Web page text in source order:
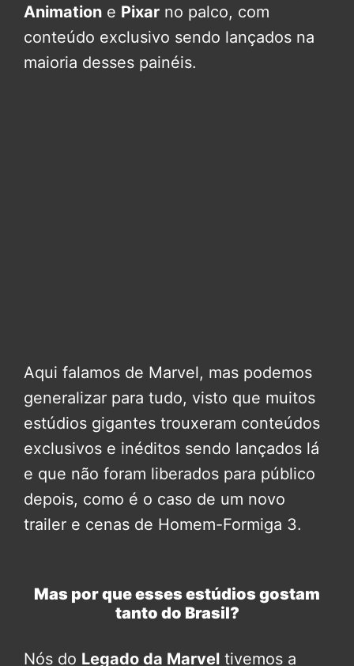
Animation e Pixar no palco, com
conteúdo exclusivo sendo lançados na
maioria desses painéis.
Aqui falamos de Marvel, mas podemos
generalizar para tudo, visto que muitos
estúdios gigantes trouxeram conteúdos
exclusivos e inéditos sendo lançados lá
e que não foram liberados para público
depois, como é o caso de um novo
trailer e cenas de Homem-Formiga 3.
Mas por que esses estúdios gostam
tanto do Brasil?
Nós do Legado da Marvel tivemos a